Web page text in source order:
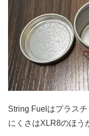
String Fuelはプラス
にくさはXLR8のほう